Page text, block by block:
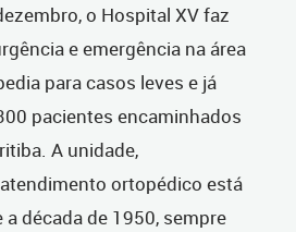
o Hospital XV faz
e emergência na área
para casos leves e já
pacientes encaminhados
A unidade,
ortopédico está
década de 1950, sempre